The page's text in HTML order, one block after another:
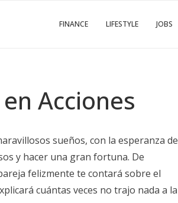
FINANCE LIFESTYLE JOBS
Acciones
sueños, con la esperanza de
y hacer una gran fortuna. De
felizmente te contará sobre el
cuántas veces no trajo nada a la